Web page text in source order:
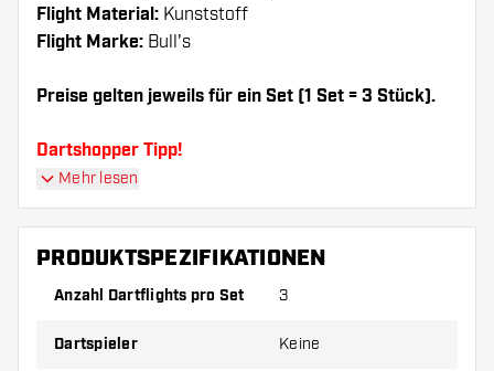
Flight Material: Kunststoff
Flight Marke: Bull's
Preise gelten jeweils für ein Set (1 Set = 3 Stück).
Dartshopper Tipp!
Sorgen Sie für genügend Ersatz Flights und
abnutzen oder brechen.
Material oder eine andere Dicke der Flights aus,
Mehr lesen
PRODUKTSPEZIFIKATIONEN
Anzahl Dartflights pro Set 3
Dartspieler Keine